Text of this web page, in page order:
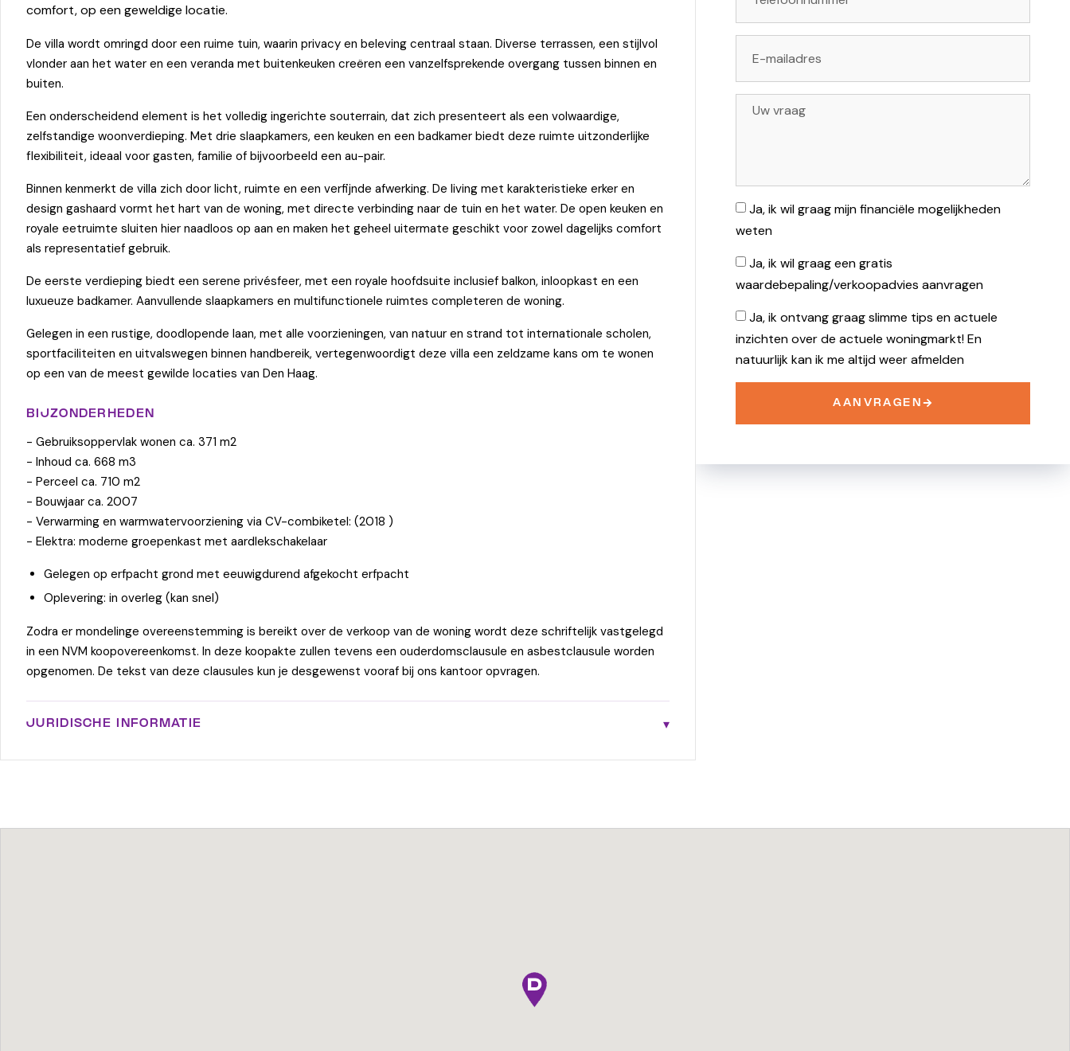
comfort, op een geweldige locatie.
De villa wordt omringd door een ruime tuin, waarin privacy en beleving centraal staan. Diverse terrassen, een stijlvol
vlonder aan het water en een veranda met buitenkeuken creëren een vanzelfsprekende overgang tussen binnen en
buiten.
Een onderscheidend element is het volledig ingerichte souterrain, dat zich presenteert als een volwaardige,
zelfstandige woonverdieping. Met drie slaapkamers, een keuken en een badkamer biedt deze ruimte uitzonderlijke
flexibiliteit, ideaal voor gasten, familie of bijvoorbeeld een au-pair.
Binnen kenmerkt de villa zich door licht, ruimte en een verfijnde afwerking. De living met karakteristieke erker en
design gashaard vormt het hart van de woning, met directe verbinding naar de tuin en het water. De open keuken en
royale eetruimte sluiten hier naadloos op aan en maken het geheel uitermate geschikt voor zowel dagelijks comfort
als representatief gebruik.
De eerste verdieping biedt een serene privésfeer, met een royale hoofdsuite inclusief balkon, inloopkast en een
luxueuze badkamer. Aanvullende slaapkamers en multifunctionele ruimtes completeren de woning.
Gelegen in een rustige, doodlopende laan, met alle voorzieningen, van natuur en strand tot internationale scholen,
sportfaciliteiten en uitvalswegen binnen handbereik, vertegenwoordigt deze villa een zeldzame kans om te wonen
op een van de meest gewilde locaties van Den Haag.
BIJZONDERHEDEN
- Gebruiksoppervlak wonen ca. 371 m2
- Inhoud ca. 668 m3
- Perceel ca. 710 m2
- Bouwjaar ca. 2007
- Verwarming en warmwatervoorziening via CV-combiketel: (2018 )
- Elektra: moderne groepenkast met aardlekschakelaar
Gelegen op erfpacht grond met eeuwigdurend afgekocht erfpacht
Oplevering: in overleg (kan snel)
Zodra er mondelinge overeenstemming is bereikt over de verkoop van de woning wordt deze schriftelijk vastgelegd
in een NVM koopovereenkomst. In deze koopakte zullen tevens een ouderdomsclausule en asbestclausule worden
opgenomen. De tekst van deze clausules kun je desgewenst vooraf bij ons kantoor opvragen.
JURIDISCHE INFORMATIE
Ja, ik wil graag mijn financiële mogelijkheden
weten
Ja, ik wil graag een gratis
waardebepaling/verkoopadvies aanvragen
Ja, ik ontvang graag slimme tips en actuele
inzichten over de actuele woningmarkt! En
natuurlijk kan ik me altijd weer afmelden
AANVRAGEN